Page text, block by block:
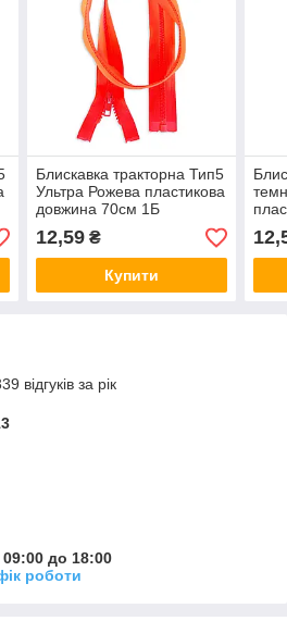
Блискавка тракторна Тип5
Ультра Рожева пластикова
довжина 70см 1Б
12,59₴
Купити
1Б
відгуків за рік
до 18:00
роботи